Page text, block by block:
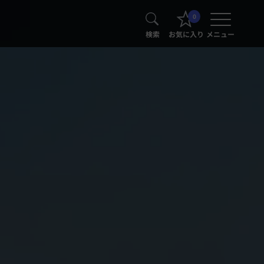
検索
0
お気に入り メニュー